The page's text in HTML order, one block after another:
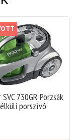
730GR Porzsák
porszívó